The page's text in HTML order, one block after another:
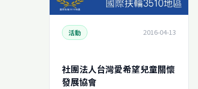
活動 2016-04-13
社團法人台灣愛希望兒童關懷
發展協會